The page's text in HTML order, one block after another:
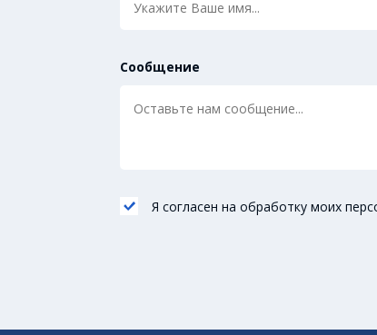
Сообщение
Я согласен на обработку моих